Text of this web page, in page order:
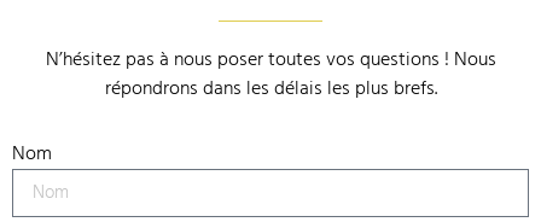
N’hésitez pas à nous poser toutes vos questions ! Nous
répondrons dans les délais les plus brefs.
Nom